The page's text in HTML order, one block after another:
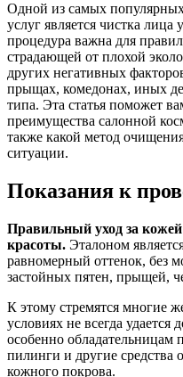
Одной из самых
услуг является чистка
процедура важна для
страдающей от плохой
других негативных
прыщах, комедонах, иных
типа. Эта статья поможет
преимущества салонной
также какой метод
ситуации.
Показания к
Правильный уход за кожей
красоты. Эталоном
равномерный оттенок, без
застойных пятен, прыщей,
К этому стремятся
условиях не всегда удается
особенно обладательницам
пилинги и другие
кожного покрова.